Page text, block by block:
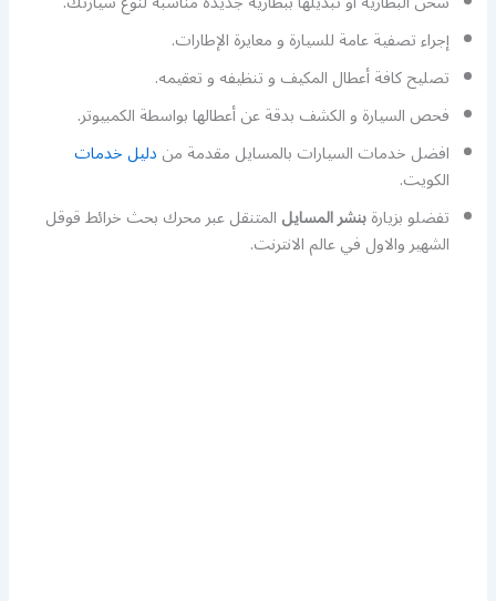
إجراء تصفية عامة للسيارة و معايرة الإطارات.
تصليح كافة أعطال المكيف و تنظيفه و تعقيمه.
فحص السيارة و الكشف بدقة عن أعطالها بواسطة الكمبيوتر.
افضل خدمات السيارات بالمسايل مقدمة مندليل خدمات
الكويت.
تفضلو بزيارةبنشر المسايلالمتنقل عبر محرك بحث خرائط قوقل
الشهير والاول في عالم الانترنت.